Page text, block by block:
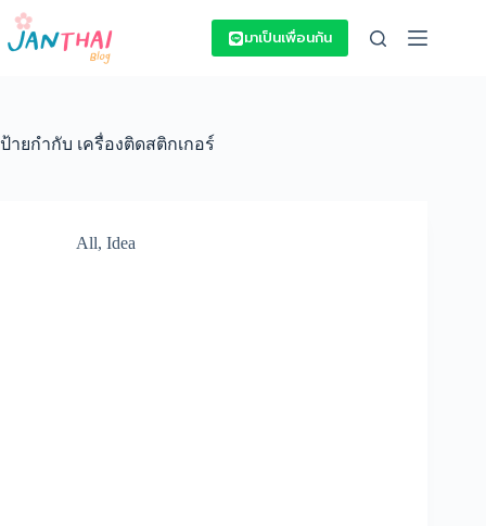
Skip
content
มาเป็นเพื่อนกัน
ป้ายกำกับ เครื่องติดสติกเกอร์
All, Idea